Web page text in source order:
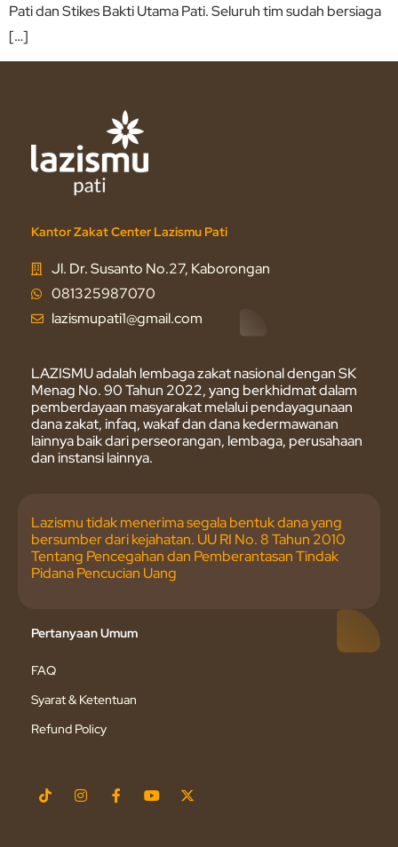
Pati dan Stikes Bakti Utama Pati. Seluruh tim sudah bersiaga
[…]
Kantor Zakat Center Lazismu Pati
Jl. Dr. Susanto No.27, Kaborongan
081325987070
lazismupati1@gmail.com
LAZISMU adalah lembaga zakat nasional dengan SK
Menag No. 90 Tahun 2022, yang berkhidmat dalam
pemberdayaan masyarakat melalui pendayagunaan
dana zakat, infaq, wakaf dan dana kedermawanan
lainnya baik dari perseorangan, lembaga, perusahaan
dan instansi lainnya.
Lazismu tidak menerima segala bentuk dana yang
bersumber dari kejahatan. UU RI No. 8 Tahun 2010
Tentang Pencegahan dan Pemberantasan Tindak
Pidana Pencucian Uang
Pertanyaan Umum
FAQ
Syarat & Ketentuan
Refund Policy